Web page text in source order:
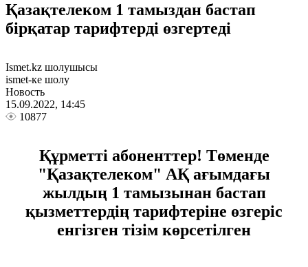
Қазақтелеком 1 тамыздан бастап
бірқатар тарифтерді өзгертеді
Ismet.kz шолушысы
ismet-ке шолу
Новость
15.09.2022, 14:45
10877
Құрметті абоненттер! Төменде
"Қазақтелеком" АҚ ағымдағы
жылдың 1 тамызынан бастап
қызметтердің тарифтеріне өзгеріс
енгізген тізім көрсетілген